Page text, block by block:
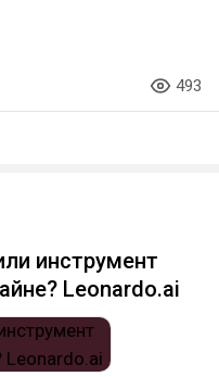
493
инструмент
Leonardo.ai